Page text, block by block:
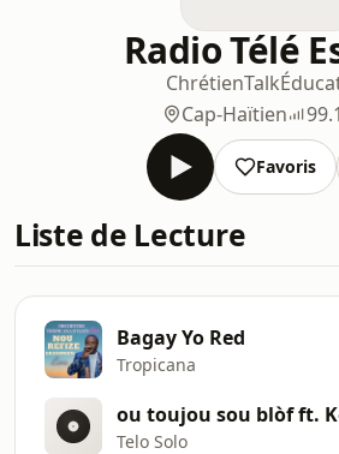
Radio Télé
ChrétienTalk
Cap-Haïtien
Favoris
Liste de Lecture
Bagay Yo Red
Tropicana
Telo Solo